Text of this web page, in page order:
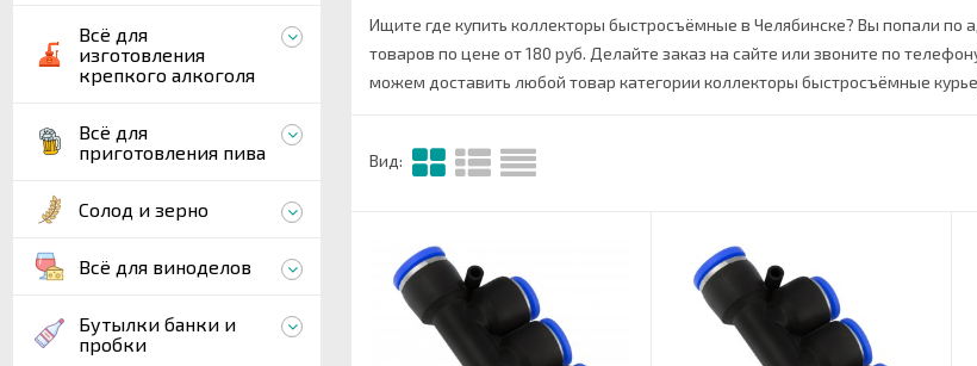
Всё для
изготовления
крепкого алкоголя
Всё для
приготовления пива
Солод и зерно
Всё для виноделов
Бутылки банки и
пробки
Ищите где купить коллекторы быстросъёмные в Челябинске? Вы попали по
товаров по цене от 180 руб. Делайте заказ на сайте или звоните по
можем доставить любой товар категории коллекторы быстросъёмные
Вид: